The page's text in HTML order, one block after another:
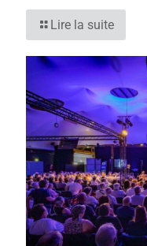
Lire la suite